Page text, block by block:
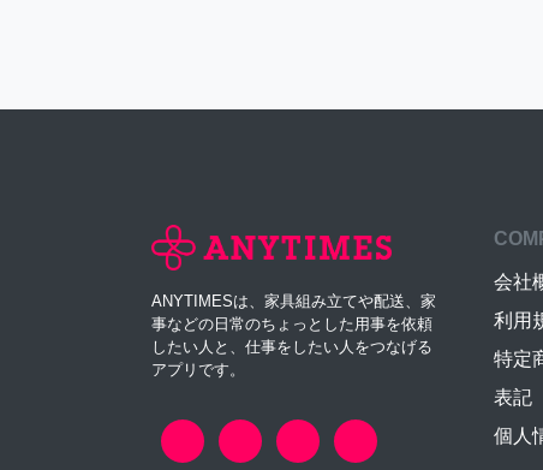
ANYTIMESは、家具組み立てや配送、家
事などの日常のちょっとした用事を依頼
したい人と、仕事をしたい人をつなげる
アプリです。
会社
利用
特定
表記
個人